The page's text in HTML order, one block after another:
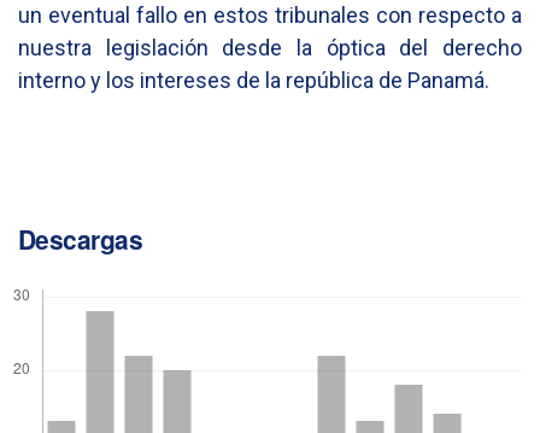
un eventual fallo en estos tribunales con respecto a
nuestra legislación desde la óptica del derecho
interno y los intereses de la república de Panamá.
Descargas